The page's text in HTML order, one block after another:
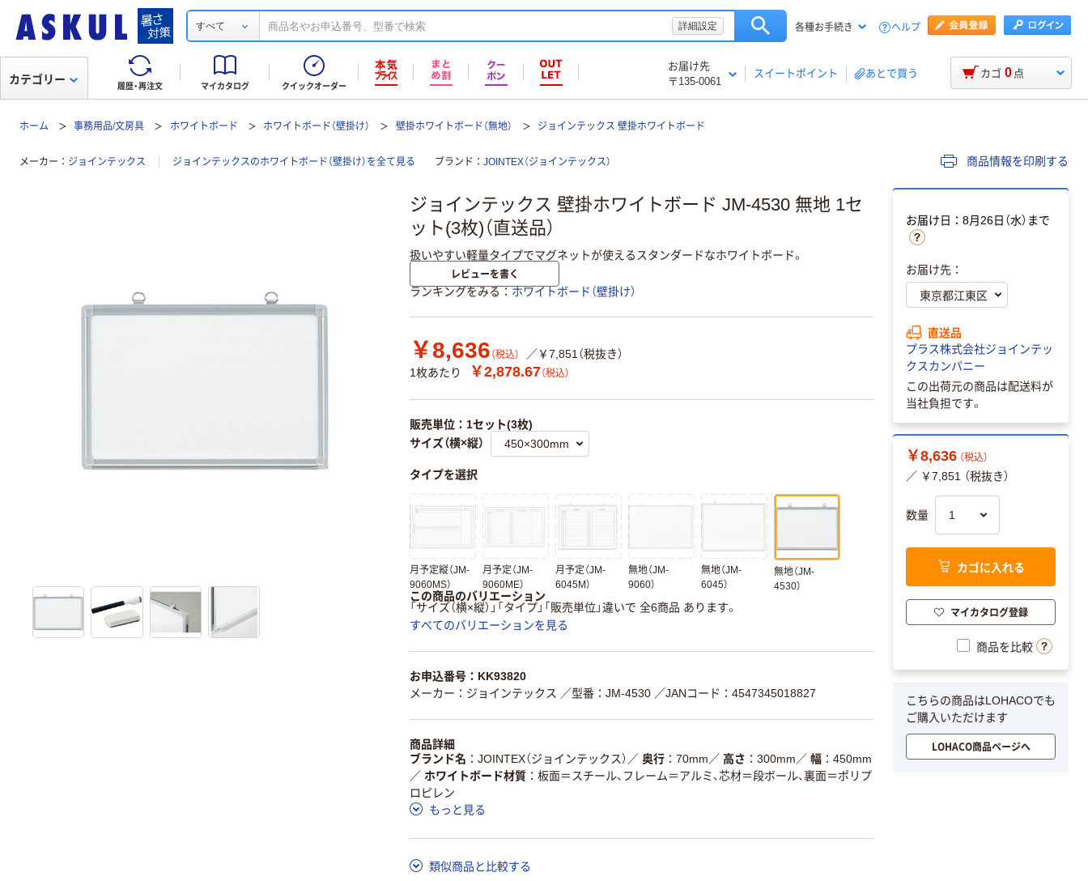
すべて 詳細設定 各種お手続き ヘルプ
履歴・再注文 マイカタログ クイックオーダー
お届け先
〒135-0061
スイートポイント あとで買う
カテゴリー カゴ 0 点
ホーム 事務用品/文房具 ホワイトボード ホワイトボード（壁掛け） 壁掛ホワイトボード（無地） ジョインテックス 壁掛ホワイトボード
メーカー ジョインテックス ジョインテックスのホワイトボード（壁掛け）を全て見る ブランド JOINTEX（ジョインテックス） 商品情報を印刷する
ジョインテックス 壁掛ホワイトボード JM-4530 無地 1セ
ット(3枚)（直送品）
扱いやすい軽量タイプでマグネットが使えるスタンダードなホワイトボード。
レビューを書く
ランキングをみる ホワイトボード（壁掛け）
￥8,636 （税込）
／￥7,851（税抜き）
1枚あたり
￥2,878.67（税込）
販売単位：1セット(3枚)
サイズ（横×縦）
タイプを選択
月予定縦（JM-
9060MS）
月予定（JM-
9060ME）
月予定（JM-
6045M）
無地（JM-
9060）
無地（JM-
6045）
無地（JM-
4530）
この商品のバリエーション
「サイズ（横×縦）」「タイプ」「販売単位」違いで 全6商品 あります。
すべてのバリエーションを見る
お申込番号：KK93820
メーカー：ジョインテックス ／型番：JM-4530 ／JANコード：4547345018827
商品詳細
ブランド名
JOINTEX（ジョインテックス） ／ 奥行 70mm ／ 高さ 300mm ／ 幅
450mm
／ ホワイトボード材質
板面＝スチール、フレーム＝アルミ、芯材＝段ボール、裏面＝ポリプ
ロピレン
もっと見る
類似商品と比較する
お届け日：8月26日（水）まで
お届け先：
直送品
プラス株式会社ジョインテッ
クスカンパニー
この出荷元の商品は配送料が
当社負担です。
￥8,636 （税込）
／ ￥7,851 （税抜き）
数量
カゴに入れる
マイカタログ登録
商品を比較
こちらの商品はLOHACOでも
ご購入いただけます
LOHACO商品ページへ